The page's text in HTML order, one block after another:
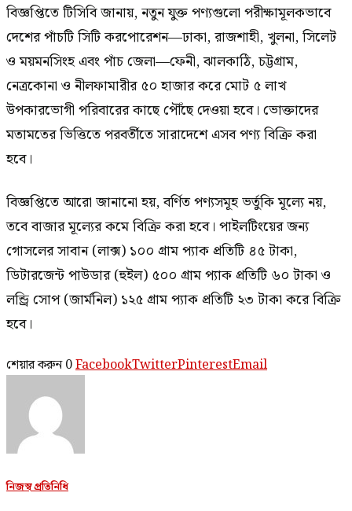
বিজ্ঞপ্তিতে টিসিবি জানায়, নতুন যুক্ত পণ্যগুলো পরীক্ষামূলকভাবে
দেশের পাঁচটি সিটি করপোরেশন—ঢাকা, রাজশাহী, খুলনা, সিলেট
ও ময়মনসিংহ এবং পাঁচ জেলা—ফেনী, ঝালকাঠি, চট্টগ্রাম,
নেত্রকোনা ও নীলফামারীর ৫০ হাজার করে মোট ৫ লাখ
উপকারভোগী পরিবারের কাছে পৌঁছে দেওয়া হবে। ভোক্তাদের
মতামতের ভিত্তিতে পরবর্তীতে সারাদেশে এসব পণ্য বিক্রি করা
হবে।
বিজ্ঞপ্তিতে আরো জানানো হয়, বর্ণিত পণ্যসমূহ ভর্তুকি মূল্যে নয়,
তবে বাজার মূল্যের কমে বিক্রি করা হবে। পাইলটিংয়ের জন্য
গোসলের সাবান (লাক্স) ১০০ গ্রাম প্যাক প্রতিটি ৪৫ টাকা,
ডিটারজেন্ট পাউডার (হুইল) ৫০০ গ্রাম প্যাক প্রতিটি ৬০ টাকা ও
লন্ড্রি সোপ (জার্মনিল) ১২৫ গ্রাম প্যাক প্রতিটি ২৩ টাকা করে বিক্রি
হবে।
শেয়ার করুন 0FacebookTwitterPinterestEmail
নিজস্ব প্রতিনিধি